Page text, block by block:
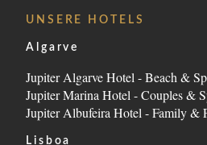
UNSERE HOTELS
Algarve
Jupiter Algarve Hotel - Beach &
Jupiter Marina Hotel - Couples &
Jupiter Albufeira Hotel - Family &
Lisboa
Estrada da Rocha, nº2,
Tel.:+351 282 002 200-